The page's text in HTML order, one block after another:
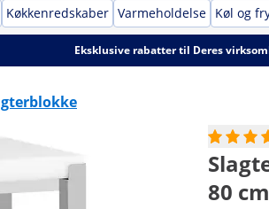
Køkkenredskaber Varmeholdelse Køl og
Eksklusive rabatter til Deres
80 cm